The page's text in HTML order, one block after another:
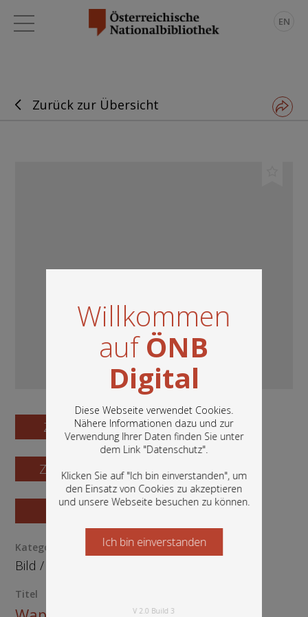
Willkommen
aufÖNB
Digital
Diese Webseite verwendet Cookies.
Nähere Informationen dazu und zur
Verwendung Ihrer Daten finden Sie unter
dem Link "Datenschutz".
Klicken Sie auf "Ich bin einverstanden", um
den Einsatz von Cookies zu akzeptieren
und unsere Webseite besuchen zu können.
In diesem Portal finden Sie die digitalen
Bestände der Österreichischen
Nationalbibliothek: Bücher, Fotografien,
Grafiken und vieles mehr.
Ich bin einverstanden
Starten Sie jetzt
V 2.0 Build 3
EN
Zurück zur Übersicht
Zum Digitalisat
Zum Katalogisat
Zur Vorschau
Kategorie / Medientyp
Bild/
Titel